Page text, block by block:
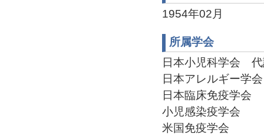
1954年02月
所属学会
日本小児科学会
日本アレルギー学会
日本臨床免疫学会
小児感染疫学会
米国免疫学会